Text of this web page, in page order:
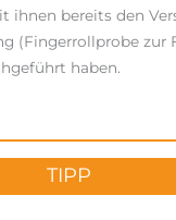
ihnen bereits den
(Fingerrollprobe zur
haben.
TIPP